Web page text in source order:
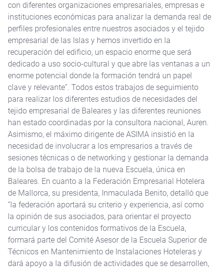
con diferentes organizaciones empresariales, empresas e
instituciones económicas para analizar la demanda real de
perfiles profesionales entre nuestros asociados y el tejido
empresarial de las Islas y hemos invertido en la
recuperación del edificio, un espacio enorme que será
dedicado a uso socio-cultural y que abre las ventanas a un
enorme potencial donde la formación tendrá un papel
clave y relevante”. Todos estos trabajos de seguimiento
para realizar los diferentes estudios de necesidades del
tejido empresarial de Baleares y las diferentes reuniones
han estado coordinadas por la consultora nacional, Auren.
Asimismo, el máximo dirigente de ASIMA insistió en la
necesidad de involucrar a los empresarios a través de
sesiones técnicas o de networking y gestionar la demanda
de la bolsa de trabajo de la nueva Escuela, única en
Baleares. En cuanto a la Federación Empresarial Hotelera
de Mallorca, su presidenta, Inmaculada Benito, detalló que
“la federación aportará su criterio y experiencia, así como
la opinión de sus asociados, para orientar el proyecto
curricular y los contenidos formativos de la Escuela,
formará parte del Comité Asesor de la Escuela Superior de
Técnicos en Mantenimiento de Instalaciones Hoteleras y
dará apoyo a la difusión de actividades que se desarrollen,